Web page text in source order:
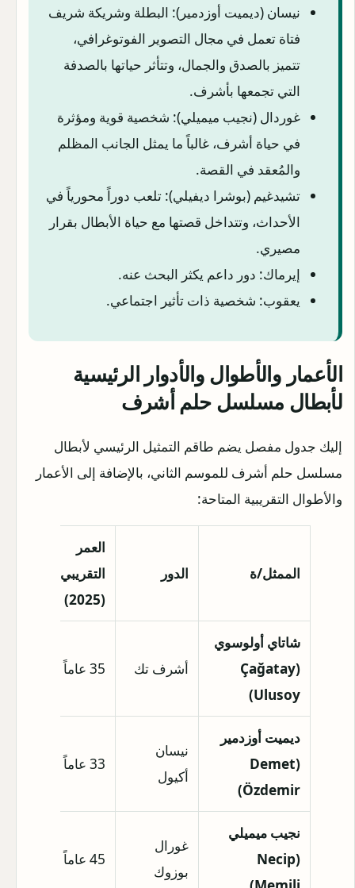
نيسان (ديميت أوزدمير): البطلة وشريكة شريف
فتاة تعمل في مجال التصوير الفوتوغرافي،
تتميز بالصدق والجمال، وتتأثر حياتها بالصدفة
التي تجمعها بأشرف.
غوردال (نجيب ميميلي): شخصية قوية ومؤثرة
في حياة أشرف، غالباً ما يمثل الجانب المظلم
والمُعقد في القصة.
تشيدغيم (بوشرا ديفيلي): تلعب دوراً محورياً في
الأحداث، وتتداخل قصتها مع حياة الأبطال بقرار
مصيري.
إيرماك: دور داعم يكثر البحث عنه.
يعقوب: شخصية ذات تأثير اجتماعي.
الأعمار والأطوال والأدوار الرئيسية
لأبطال مسلسل حلم أشرف
إليك جدول مفصل يضم طاقم التمثيل الرئيسي لأبطال
مسلسل حلم أشرف للموسم الثاني، بالإضافة إلى الأعمار
والأطوال التقريبية المتاحة:
الممثل/ة الدور
العمر
التقريبي
(2025)
شاتاي أولوسوي
(Çağatay
Ulusoy)
أشرف تك 35 عاماً
ديميت أوزدمير
(Demet
Özdemir)
نيسان
أكيول
33 عاماً
نجيب ميميلي
(Necip
غورال
بوزوك
45 عاماً